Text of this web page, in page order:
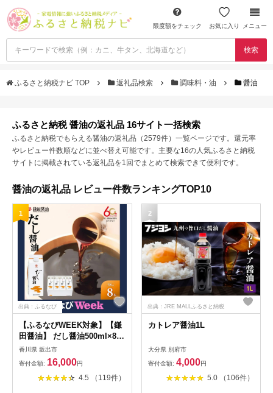
限度額をチェック お気に入り メニュー
検索
ふるさと納税ナビ TOP 返礼品検索 調味料・油 醤油
ふるさと納税 醤油の返礼品 16サイト一括検索
ふるさと納税でもらえる醤油の返礼品（2579件）一覧ページです。還元率
やレビュー件数順などに並べ替え可能です。主要な16の人気ふるさと納税
サイトに掲載されている返礼品を1回でまとめて検索できて便利です。
醤油の返礼品 レビュー件数ランキングTOP10
1
出典：ふるなび
【ふるなびWEEK対象】【鎌
田醤油】 だし醤油500ml×8本
入
香川県 坂出市
寄付金額: 16,000円
4.5 （119件）
2
出典：JRE MALLふるさと納税
カトレア醤油1L
大分県 別府市
寄付金額: 4,000円
5.0 （106件）